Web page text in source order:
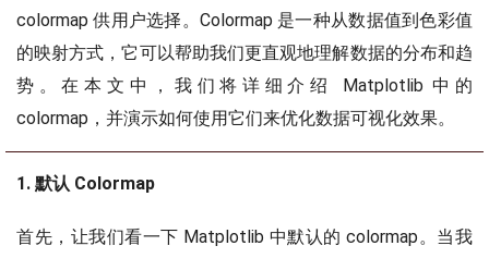
colormap 供用户选择。Colormap 是一种从数据值到色彩值
的映射方式，它可以帮助我们更直观地理解数据的分布和趋
势。在本文中，我们将详细介绍 Matplotlib 中的
colormap，并演示如何使用它们来优化数据可视化效果。
1. 默认 Colormap
首先，让我们看一下 Matplotlib 中默认的 colormap。当我